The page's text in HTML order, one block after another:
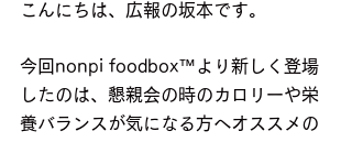
こんにちは、広報の坂本です。
今回nonpi foodbox™より新しく登場
したのは、懇親会の時のカロリーや栄
養バランスが気になる方へオススメの